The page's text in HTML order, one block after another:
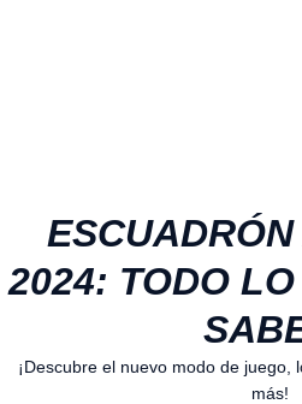
2024: TODO
¡Descubre el nuevo modo de juego,
más!